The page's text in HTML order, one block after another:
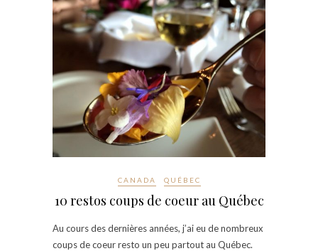
CANADA QUÉBEC
10 restos coups de coeur au Québec
Au cours des dernières années, j’ai eu de nombreux
coups de coeur resto un peu partout au Québec.